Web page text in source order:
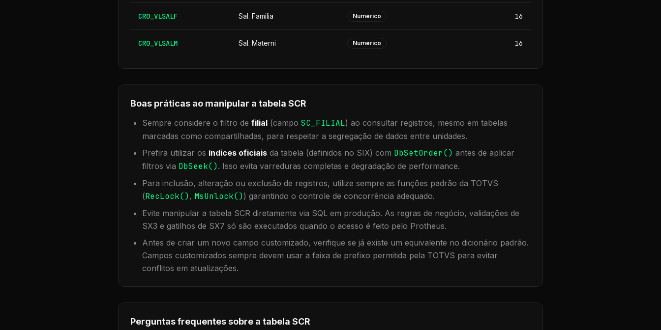
CR0_VLSALF Sal. Familia Numérico 16
CR0_VLSALM Sal. Materni Numérico 16
Boas práticas ao manipular a tabela SCR
Sempre considere o filtro de filial (campo SC_FILIAL) ao consultar registros, mesmo em tabelas
marcadas como compartilhadas, para respeitar a segregação de dados entre unidades.
Prefira utilizar os índices oficiais da tabela (definidos no SIX) com DbSetOrder() antes de aplicar
filtros via DbSeek(). Isso evita varreduras completas e degradação de performance.
Para inclusão, alteração ou exclusão de registros, utilize sempre as funções padrão da TOTVS
(RecLock(), MsUnlock()) garantindo o controle de concorrência adequado.
Evite manipular a tabela SCR diretamente via SQL em produção. As regras de negócio, validações de
SX3 e gatilhos de SX7 só são executados quando o acesso é feito pelo Protheus.
Antes de criar um novo campo customizado, verifique se já existe um equivalente no dicionário padrão.
Campos customizados sempre devem usar a faixa de prefixo permitida pela TOTVS para evitar
conflitos em atualizações.
Perguntas frequentes sobre a tabela SCR